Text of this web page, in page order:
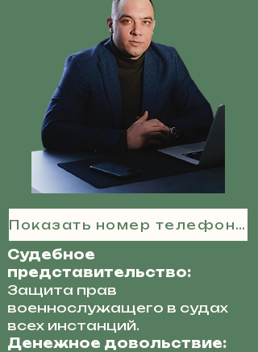
Показать номер телефона
Судебное
представительство:
Защита прав
военнослужащего в судах
всех инстанций.
Денежное довольствие: